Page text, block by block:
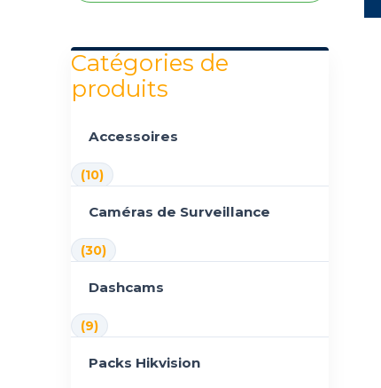
Catégories de
produits
Accessoires
(10)
Caméras de Surveillance
(30)
Dashcams
(9)
Packs Hikvision